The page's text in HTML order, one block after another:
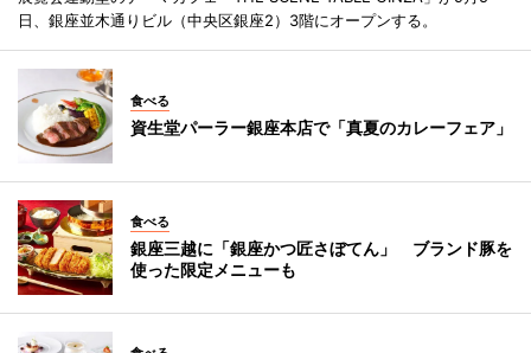
日、銀座並木通りビル（中央区銀座2）3階にオープンする。
食べる
資生堂パーラー銀座本店で「真夏のカレーフェア」
食べる
銀座三越に「銀座かつ匠さぼてん」 ブランド豚を
使った限定メニューも